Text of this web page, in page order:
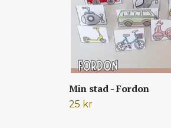
Min stad - Fordon
25 kr